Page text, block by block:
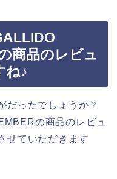
商品のレビュ
ね♪
だったでしょうか？
の商品のレビュ
せていただきます